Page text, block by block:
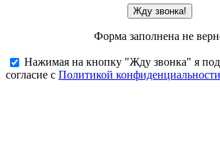
Жду звонка!
Форма заполнена не
Нажимая на кнопку "Жду звонка" я
согласие с Политикой конфиденциальности